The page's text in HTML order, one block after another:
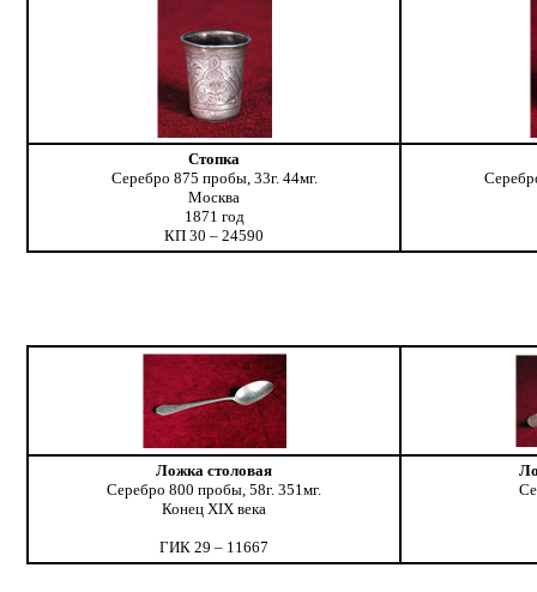
Стопка
Серебро 875 пробы, 33г. 44мг.
Москва
1871 год
КП 30 – 24590
Ложка столовая
Серебро 800 пробы, 58г. 351мг.
Конец XIX века
ГИК 29 – 11667